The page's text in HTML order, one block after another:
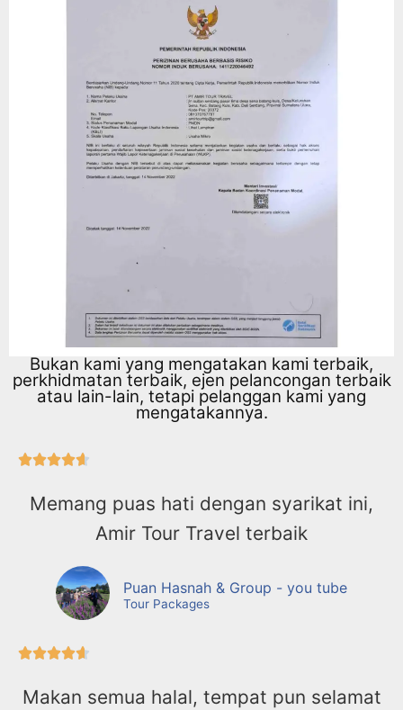
Bukan kami yang mengatakan kami terbaik,
perkhidmatan terbaik, ejen pelancongan terbaik
atau lain-lain, tetapi pelanggan kami yang
mengatakannya.

Memang puas hati dengan syarikat ini,
Amir Tour Travel terbaik
Puan Hasnah & Group - you tube
Tour Packages

Makan semua halal, tempat pun selamat